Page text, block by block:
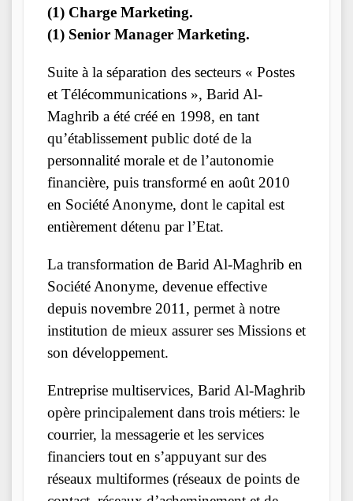
(1) Charge Marketing.
(1) Senior Manager Marketing.
Suite à la séparation des secteurs « Postes
et Télécommunications », Barid Al-
Maghrib a été créé en 1998, en tant
qu’établissement public doté de la
personnalité morale et de l’autonomie
financière, puis transformé en août 2010
en Société Anonyme, dont le capital est
entièrement détenu par l’Etat.
La transformation de Barid Al-Maghrib en
Société Anonyme, devenue effective
depuis novembre 2011, permet à notre
institution de mieux assurer ses Missions et
son développement.
Entreprise multiservices, Barid Al-Maghrib
opère principalement dans trois métiers: le
courrier, la messagerie et les services
financiers tout en s’appuyant sur des
réseaux multiformes (réseaux de points de